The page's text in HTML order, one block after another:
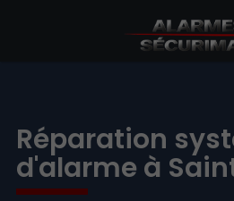
Réparation
d'alarme à